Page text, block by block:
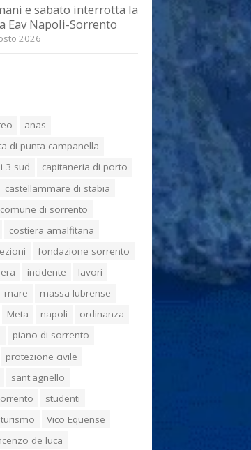
e sabato interrotta la
Eav Napoli-Sorrento
2026
anas
di punta campanella
3 sud
capitaneria di porto
castellammare di stabia
comune di sorrento
costiera amalfitana
fondazione sorrento
incidente
lavori
mare
massa lubrense
Meta napoli
ordinanza
piano di sorrento
protezione civile
sant'agnello
studenti
turismo
Vico Equense
de luca